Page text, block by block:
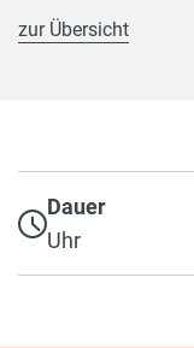
zur Übersicht
Dauer
Uhr